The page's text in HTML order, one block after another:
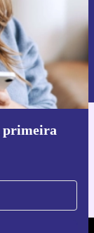
primeira
na